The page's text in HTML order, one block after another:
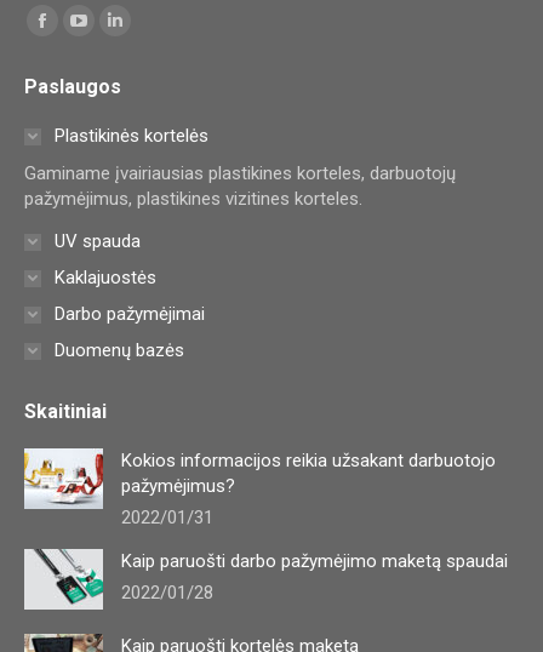
Find us on:
Facebook
opens
window
opens
in
window
opens
in
window
Paslaugos
Plastikinės kortelės
Gaminame įvairiausias plastikines korteles, darbuotojų
pažymėjimus, plastikines vizitines korteles.
UV spauda
Kaklajuostės
Darbo pažymėjimai
Duomenų bazės
Skaitiniai
Kokios informacijos reikia užsakant darbuotojo
pažymėjimus?
2022/01/31
Kaip paruošti darbo pažymėjimo maketą spaudai
2022/01/28
Kaip paruošti kortelės maketą